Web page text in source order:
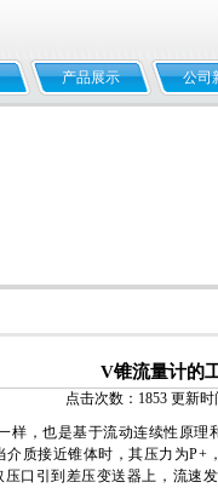
产品展示 公司
V锥流量计的
点击次数：1853 更新时
样，也是基于流动连续性原
质接近锥体时，其压力为
口引到差压变送器上，流速